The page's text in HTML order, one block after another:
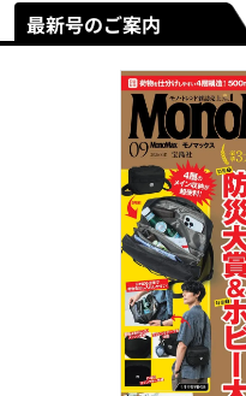
最新号のご案内